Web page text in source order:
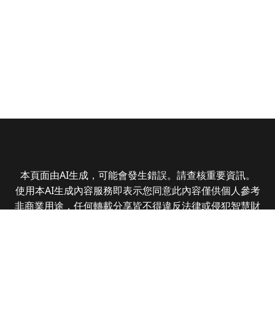
本頁面由AI生成，可能會發生錯誤。請查核重要資訊。
使用本AI生成內容服務即表示您同意此內容僅供個人參考
非商業用途，任何轉載分享皆不得違反法律或侵犯智慧財